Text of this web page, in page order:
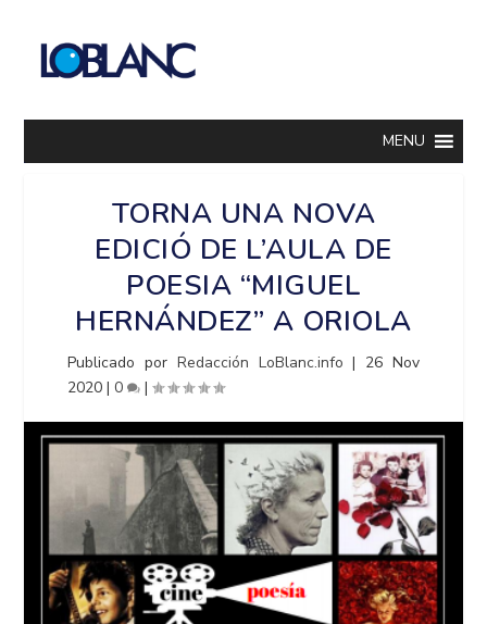
MENU
TORNA UNA NOVA
EDICIÓ DE L’AULA DE
POESIA “MIGUEL
HERNÁNDEZ” A ORIOLA
Publicado por Redacción LoBlanc.info | 26 Nov
2020 |0 |